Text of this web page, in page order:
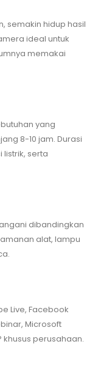
semakin hidup hasil
ideal untuk
memakai
yang
8-10 jam. Durasi
serta
dibandingkan
alat, lampu
Live, Facebook
Microsoft
khusus perusahaan.